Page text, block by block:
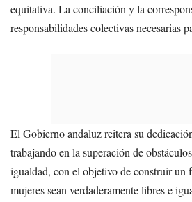
equitativa. La conciliación y la
responsabilidades colectivas necesarias
El Gobierno andaluz reitera su
trabajando en la superación de
igualdad, con el objetivo de construir un
mujeres sean verdaderamente libres e